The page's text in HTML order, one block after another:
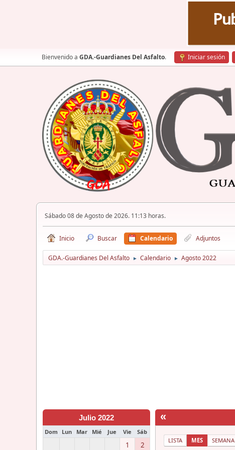
Bienvenido a GDA.-Guardianes Del Asfalto. Iniciar sesión
Sábado 08 de Agosto de 2026. 11:13 horas.
Inicio Buscar Calendario Adjuntos
GDA.-Guardianes Del Asfalto ► Calendario ► Agosto 2022
Julio 2022
Dom Lun Mar Mié Jue Vie Sáb
1
2
«
LISTA MES SEMANA